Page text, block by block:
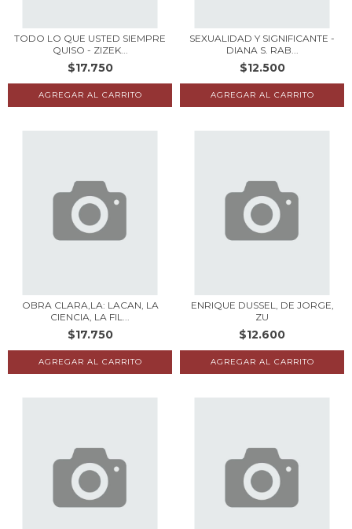
TODO LO QUE USTED SIEMPRE
QUISO - ZIZEK...
$17.750
SEXUALIDAD Y SIGNIFICANTE -
DIANA S. RAB...
$12.500
OBRA CLARA,LA: LACAN, LA
CIENCIA, LA FIL...
$17.750
ENRIQUE DUSSEL, DE JORGE,
ZU
$12.600